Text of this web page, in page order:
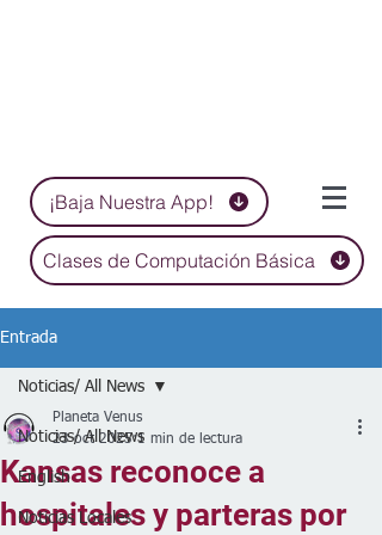
¡Baja Nuestra App!
Clases de Computación Básica
Entrada
Noticias/ All News
English
Noticias Locales
Noticias/ All News
Kansas reconoce a
hospitales y parteras por
Planeta Venus
23 oct 2025 1 min de lectura